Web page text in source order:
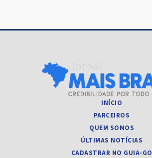
INÍCIO
PARCEIROS
QUEM SOMOS
ÚLTIMAS NOTÍCIAS
CADASTRAR NO GUIA-GO